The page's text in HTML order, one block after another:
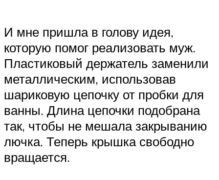
И мне пришла в голову идея,
которую помог реализовать муж.
Пластиковый держатель заменили
металлическим, использовав
шариковую цепочку от пробки для
ванны. Длина цепочки подобрана
так, чтобы не мешала закрыванию
лючка. Теперь крышка свободно
вращается.